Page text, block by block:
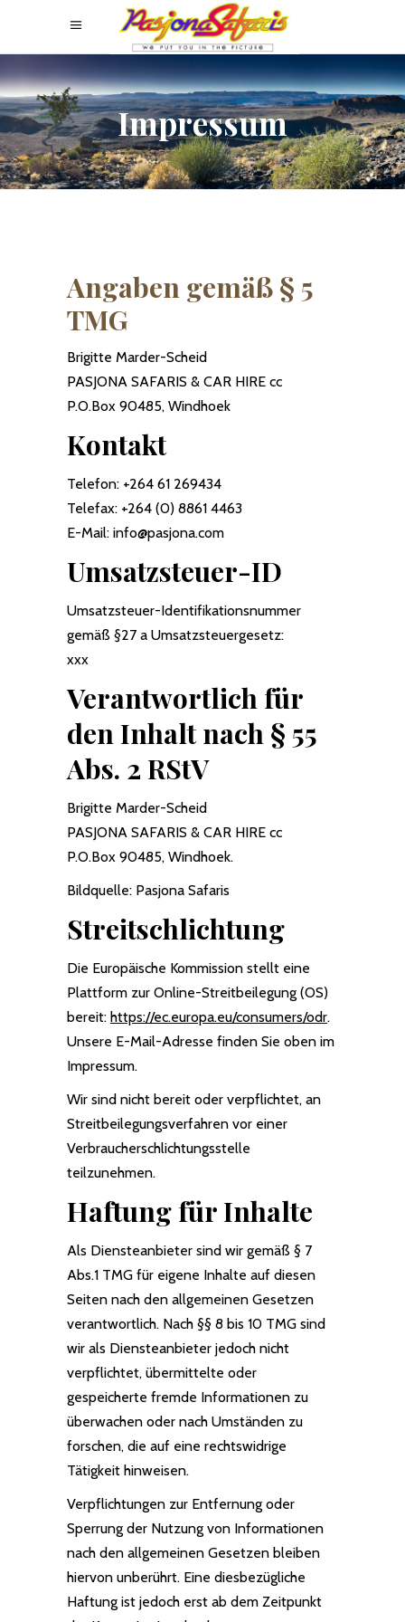
Impressum
Angaben gemäß § 5
TMG
Brigitte Marder-Scheid
PASJONA SAFARIS & CAR HIRE cc
P.O.Box 90485, Windhoek
Kontakt
Telefon: +264 61 269434
Telefax: +264 (0) 8861 4463
E-Mail: info@pasjona.com
Umsatzsteuer-ID
Umsatzsteuer-Identifikationsnummer
gemäß §27 a Umsatzsteuergesetz:
xxx
Verantwortlich für
den Inhalt nach § 55
Abs. 2 RStV
Brigitte Marder-Scheid
PASJONA SAFARIS & CAR HIRE cc
P.O.Box 90485, Windhoek.
Bildquelle: Pasjona Safaris
Streitschlichtung
Die Europäische Kommission stellt eine
Plattform zur Online-Streitbeilegung (OS)
bereit: https://ec.europa.eu/consumers/odr.
Unsere E-Mail-Adresse finden Sie oben im
Impressum.
Wir sind nicht bereit oder verpflichtet, an
Streitbeilegungsverfahren vor einer
Verbraucherschlichtungsstelle
teilzunehmen.
Haftung für Inhalte
Als Diensteanbieter sind wir gemäß § 7
Abs.1 TMG für eigene Inhalte auf diesen
Seiten nach den allgemeinen Gesetzen
verantwortlich. Nach §§ 8 bis 10 TMG sind
wir als Diensteanbieter jedoch nicht
verpflichtet, übermittelte oder
gespeicherte fremde Informationen zu
überwachen oder nach Umständen zu
forschen, die auf eine rechtswidrige
Tätigkeit hinweisen.
Verpflichtungen zur Entfernung oder
Sperrung der Nutzung von Informationen
nach den allgemeinen Gesetzen bleiben
hiervon unberührt. Eine diesbezügliche
Haftung ist jedoch erst ab dem Zeitpunkt